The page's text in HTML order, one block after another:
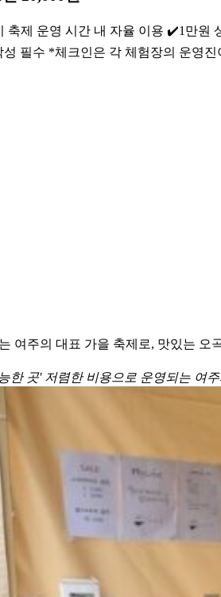
축제 운영 시간 내 자율 이용 ✔️1만
필수 *체크인은 각 체험장의 운영
여주의 대표 가을 축제로, 맛있는
한 곳' 저렴한 비용으로 운영되는 여